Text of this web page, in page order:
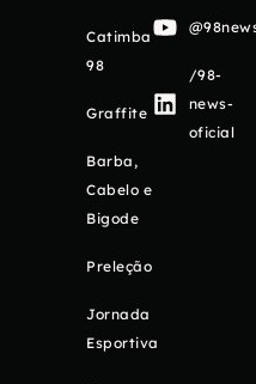
Catimba
98
Graffite
Barba,
Cabelo e
Bigode
Preleção
Jornada
Esportiva
/98-
news-
oficial